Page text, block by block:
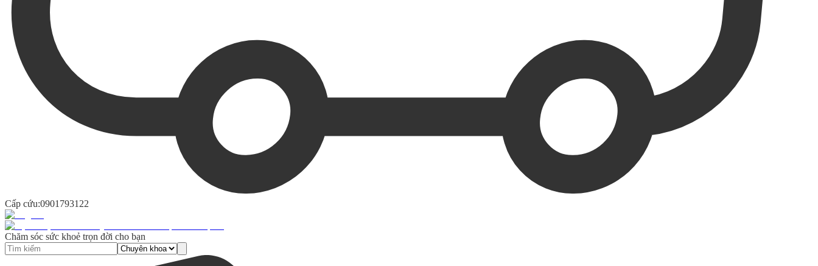
Cấp cứu:0901793122
Chăm sóc sức khoẻ trọn đời cho bạn